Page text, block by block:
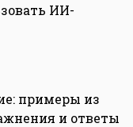
ИИ-
примеры из
и ответы